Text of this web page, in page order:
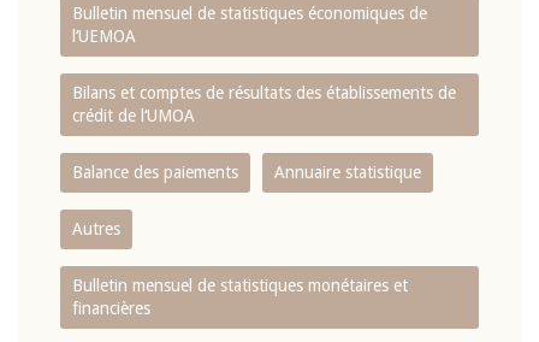
Bulletin mensuel de statistiques économiques de
l‘UEMOA
Bilans et comptes de résultats des établissements de
crédit de l‘UMOA
Balance des paiements Annuaire statistique
Autres
Bulletin mensuel de statistiques monétaires et
financières